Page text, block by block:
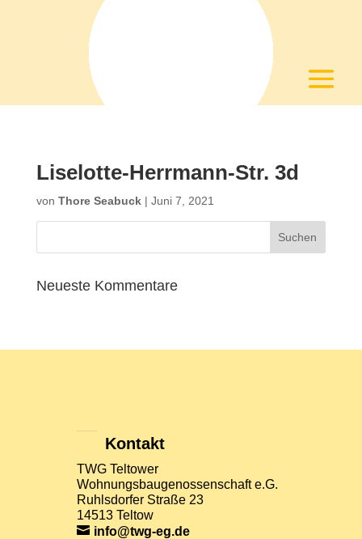
Liselotte-Herrmann-Str. 3d
von Thore Seabuck| Juni 7, 2021
Neueste Kommentare
Kontakt
TWG Teltower
Wohnungsbaugenossenschaft e.G.
Ruhlsdorfer Straße 23
14513 Teltow
info@twg-eg.de